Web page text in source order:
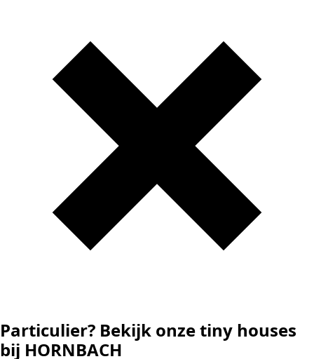
Particulier? Bekijk onze tiny houses
bij HORNBACH